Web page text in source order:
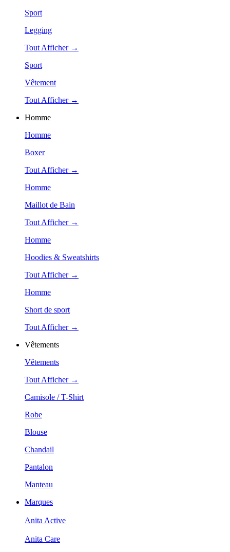
Sport
Legging
Tout Afficher →
Sport
Vêtement
Tout Afficher →
Homme
Homme
Boxer
Tout Afficher →
Homme
Maillot de Bain
Tout Afficher →
Homme
Hoodies & Sweatshirts
Tout Afficher →
Homme
Short de sport
Tout Afficher →
Vêtements
Vêtements
Tout Afficher →
Camisole / T-Shirt
Robe
Blouse
Chandail
Pantalon
Manteau
Marques
Anita Active
Anita Care